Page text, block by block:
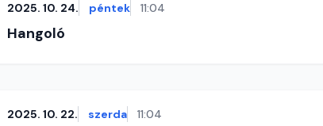
2025. 10. 24. péntek 11:04
Hangoló
2025. 10. 22. szerda 11:04